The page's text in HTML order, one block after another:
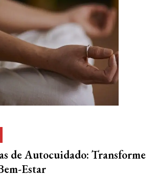
de Autocuidado: Transforme
Estar